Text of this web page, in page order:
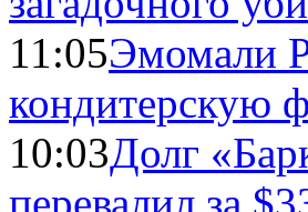
11:05Эмомали
кондитерскую
10:03Долг